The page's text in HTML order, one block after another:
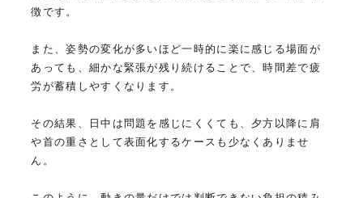
徴です。
また、姿勢の変化が多いほど一時的に楽に感じる場面が
あっても、細かな緊張が残り続けることで、時間差で疲
労が蓄積しやすくなります。
その結果、日中は問題を感じにくくても、夕方以降に肩
や首の重さとして表面化するケースも少なくありませ
ん。